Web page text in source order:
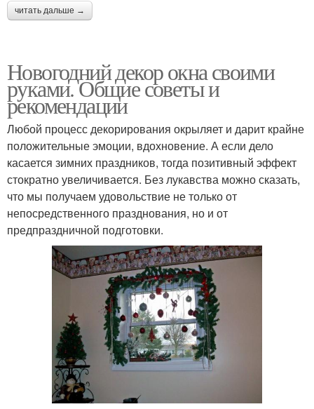
читать дальше →
Новогодний декор окна своими
руками. Общие советы и
рекомендации
Любой процесс декорирования окрыляет и дарит крайне
положительные эмоции, вдохновение. А если дело
касается зимних праздников, тогда позитивный эффект
стократно увеличивается. Без лукавства можно сказать,
что мы получаем удовольствие не только от
непосредственного празднования, но и от
предпраздничной подготовки.